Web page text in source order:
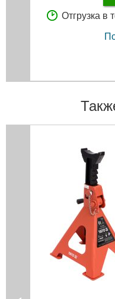
Отгрузка в